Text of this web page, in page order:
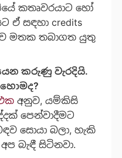
කතෘවරයාට හෝ
ඒ සඳහා credits
මතක තබාගත යුතු
කරුණු වැරදියි.
අනුව, යම්කිසි
පෙන්වාදීමට
සොයා බලා, හැකි
බැඳී සිටිනවා.